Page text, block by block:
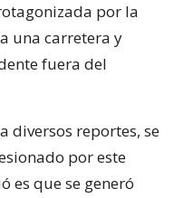
por la
una carretera y
fuera del
diversos reportes, se
por este
es que se generó